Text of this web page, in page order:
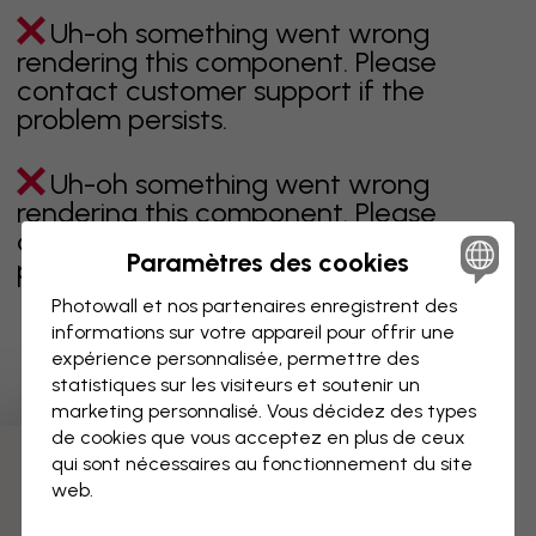
Uh-oh something went wrong
rendering this component. Please
contact customer support if the
problem persists.
Uh-oh something went wrong
rendering this component. Please
contact customer support if the
problem persists.
Page 1 sur 1 pages
Découvrez plus de catégories
Paramètres des cookies
Photowall et nos partenaires enregistrent des
informations sur votre appareil pour offrir une
expérience personnalisée, permettre des
statistiques sur les visiteurs et soutenir un
marketing personnalisé. Vous décidez des types
de cookies que vous acceptez en plus de ceux
qui sont nécessaires au fonctionnement du site
web.